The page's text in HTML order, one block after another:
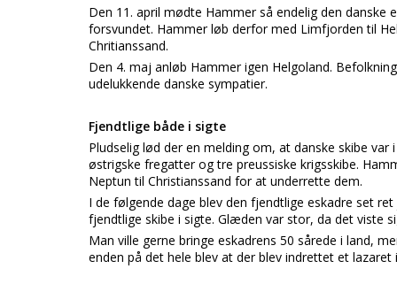
Den 11. april mødte Hammer så endelig den danske
forsvundet. Hammer løb derfor med Limfjorden til
Chritianssand.
Den 4. maj anløb Hammer igen Helgoland.
udelukkende danske sympatier.
Fjendtlige både i sigte
Pludselig lød der en melding om, at danske skibe
østrigske fregatter og tre preussiske krigsskibe.
Neptun til Christianssand for at underrette dem.
I de følgende dage blev den fjendtlige eskadre set
fjendtlige skibe i sigte. Glæden var stor, da det viste
Man ville gerne bringe eskadrens 50 sårede i land,
enden på det hele blev at der blev indrettet et lazaret